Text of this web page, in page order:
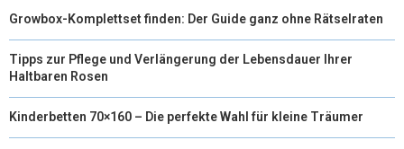
E
R
)
K S
T
N
Growbox-Komplettset finden: Der Guide ganz ohne Rätselraten
Tipps zur Pflege und Verlängerung der Lebensdauer Ihrer
Haltbaren Rosen
Kinderbetten 70×160 – Die perfekte Wahl für kleine Träumer